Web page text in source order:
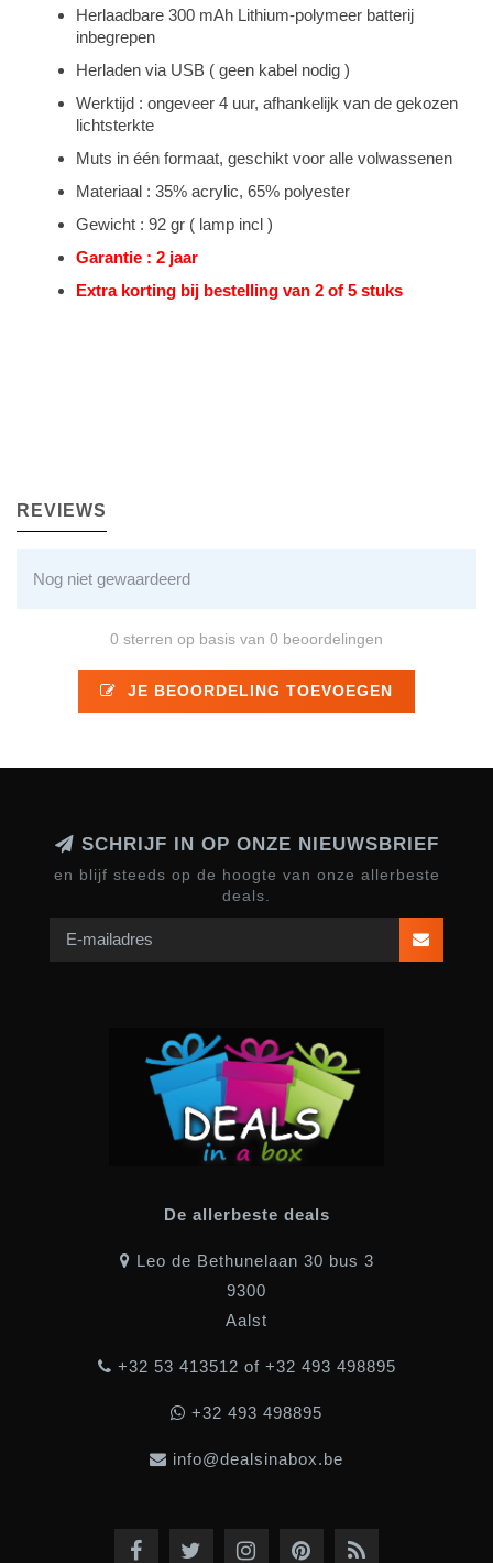
Herlaadbare 300 mAh Lithium-polymeer batterij
inbegrepen
Herladen via USB ( geen kabel nodig )
Werktijd : ongeveer 4 uur, afhankelijk van de gekozen
lichtsterkte
Muts in één formaat, geschikt voor alle volwassenen
Materiaal : 35% acrylic, 65% polyester
Gewicht : 92 gr ( lamp incl )
Garantie : 2 jaar
Extra korting bij bestelling van 2 of 5 stuks
REVIEWS
Nog niet gewaardeerd
0 sterren op basis van 0 beoordelingen
JE BEOORDELING TOEVOEGEN
SCHRIJF IN OP ONZE NIEUWSBRIEF
en blijf steeds op de hoogte van onze allerbeste
deals.
De allerbeste deals
Leo de Bethunelaan 30 bus 3
9300
Aalst
+32 53 413512 of +32 493 498895
+32 493 498895
info@dealsinabox.be